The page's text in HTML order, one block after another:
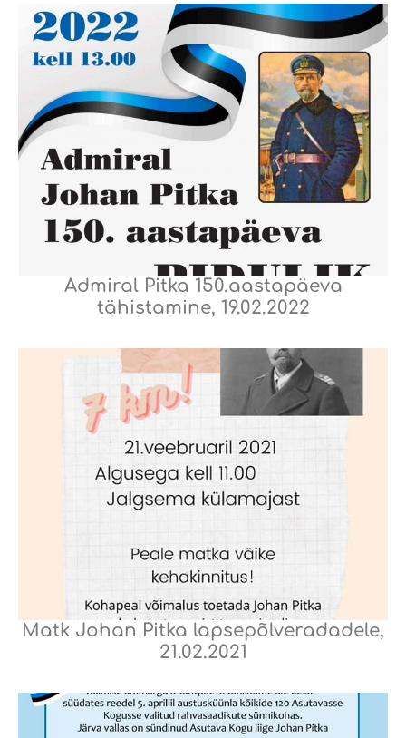
Admiral Pitka 150.aastapäeva
tähistamine, 19.02.2022
Matk Johan Pitka lapsepõlveradadele,
21.02.2021